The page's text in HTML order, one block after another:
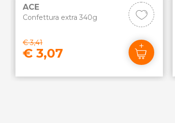
ACE
Confettura extra 340g
€ 3,41
€ 3,07